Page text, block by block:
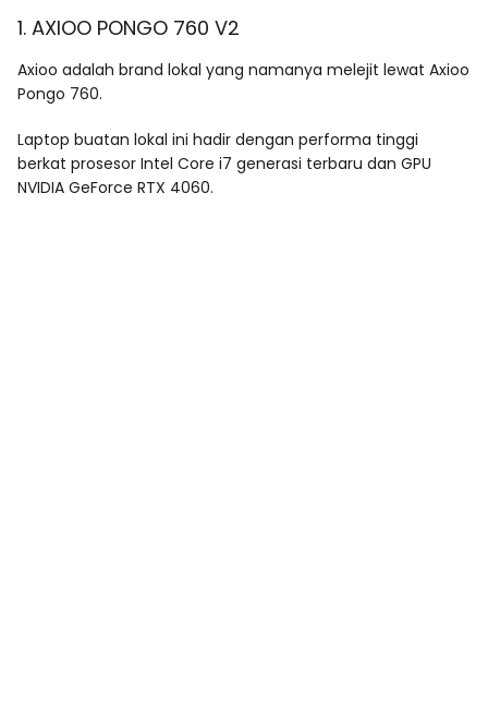
1. AXIOO PONGO 760 V2
Axioo adalah brand lokal yang namanya melejit lewat Axioo
Pongo 760.
Laptop buatan lokal ini hadir dengan performa tinggi
berkat prosesor Intel Core i7 generasi terbaru dan GPU
NVIDIA GeForce RTX 4060.